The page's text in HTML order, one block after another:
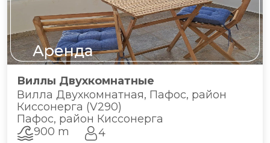
Аренда
Виллы Двухкомнатные
Вилла Двухкомнатная, Пафос, район
Киссонерга (V290)
Пафос, район Киссонерга
900 m
4